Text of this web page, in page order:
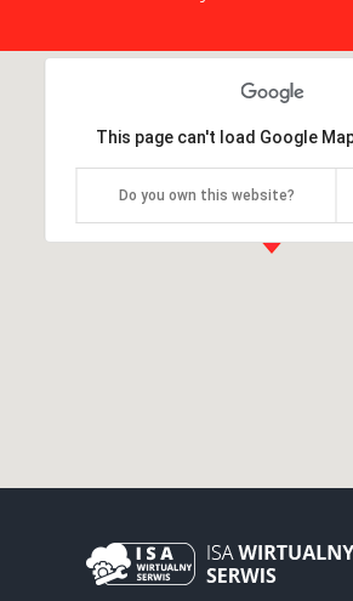
This page can't load Google
Do you own this website?